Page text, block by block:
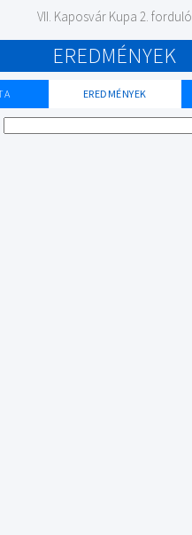
VII. Kaposvár Kupa 2. forduló
EREDMÉNYEK
EREDMÉNYEK